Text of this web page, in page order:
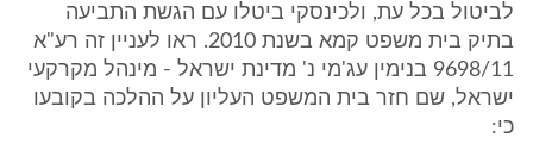
לביטול בכל עת, ולכינסקי ביטלו עם הגשת התביעה
בתיק בית משפט קמא בשנת 2010. ראו לעניין זה רע"א
9698/11 בנימין עג'מי נ' מדינת ישראל - מינהל מקרקעי
ישראל, שם חזר בית המשפט העליון על ההלכה בקובעו
כי: